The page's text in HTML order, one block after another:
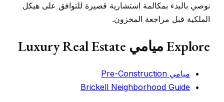
نوصي بالبدء بمكالمة استشارية قصيرة للتوافق على هيكل
الملكية قبل مراجعة المخزون.
Explore ميامي Luxury Real Estate
ميامي Pre-Construction
Brickell Neighborhood Guide